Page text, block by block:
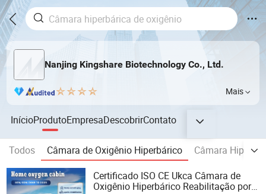
Nanjing Kingshare Biotechnology Co., Ltd.
Mais
InícioProdutoEmpresaDescobrirContato
Todos Câmara de Oxigênio Hiperbárico
Câmara
Certificado ISO CE Ukca Câmara de
Oxigênio Hiperbárico Reabilitação por